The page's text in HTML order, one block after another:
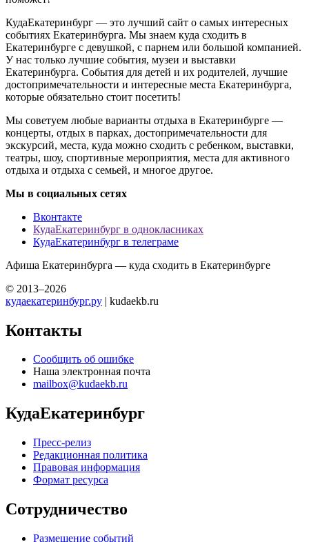
КудаЕкатеринбург — это лучший сайт о самых интересных
событиях Екатеринбурга. Мы знаем куда сходить в
Екатеринбурге с девушкой, с парнем или большой компанией.
У нас только лучшие события, музеи и выставки
Екатеринбурга. События для детей и их родителей, лучшие
достопримечательности и интересные места Екатеринбурга,
которые обязательно стоит посетить!
Мы советуем любые варианты отдыха в Екатеринбурге —
концерты, отдых в парках, достопримечательности для
экскурсий, места, куда можно сходить с ребенком, выставки,
театры, шоу, спортивные мероприятия, места для активного
отдыха и отдыха с семьей, и многое другое.
Мы в социальных сетях
Вконтакте
КудаЕкатеринбург в однокласниках
КудаЕкатеринбург в телеграме
Афиша Екатеринбурга — куда сходить в Екатеринбурге
© 2013–2026
кудаекатеринбург.ру | kudaekb.ru
Контакты
Сообщить об ошибке
Наша электронная почта
mailbox@kudaekb.ru
КудаЕкатеринбург
Пресс-релиз
Редакционная политика
Правовая информация
Формат ресурса
Сотрудничество
Размещение событий